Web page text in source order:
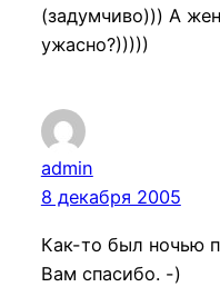
(задумчиво))) А
ужасно?)))))
admin
8 декабря 2005
Как-то был ночью
Вам спасибо. -)